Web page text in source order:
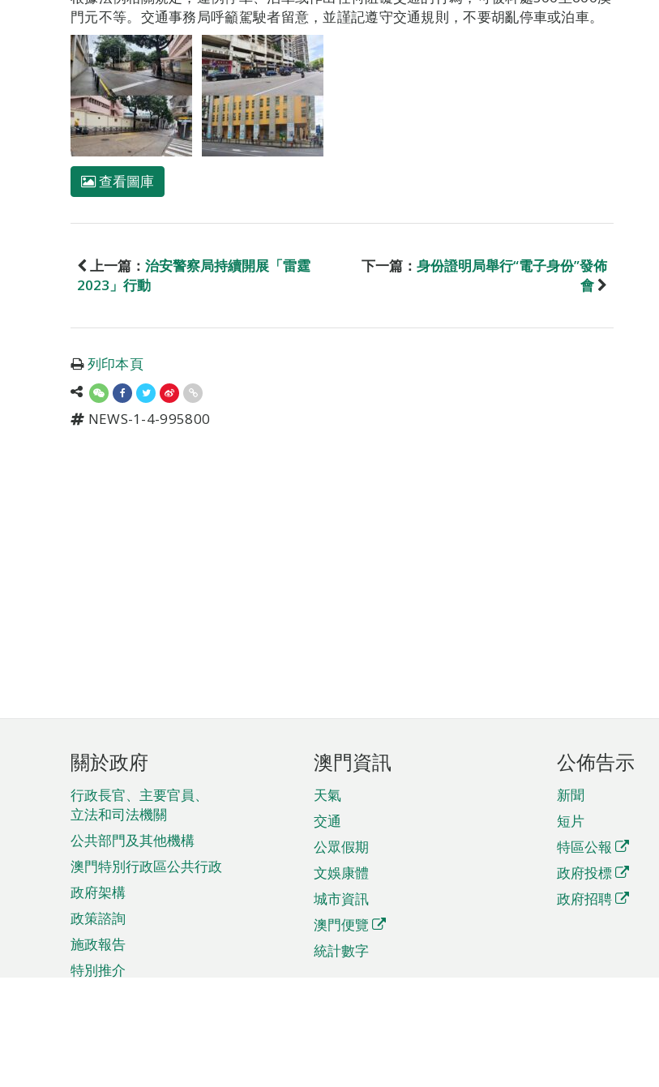
門元不等。交通事務局呼籲駕駛者留意，並謹記遵守交通規則，不要胡亂停車或泊車。
查看圖庫
上一篇： 治安警察局持續開展「雷霆
2023」行動
下一篇： 身份證明局舉行“電子身份”發佈
會
列印本頁
NEWS-1-4-995800
頁
腳
菜
單
關於政府
行政長官、主要官員、
立法和司法機關
公共部門及其他機構
澳門特別行政區公共行政
政府架構
政策諮詢
施政報告
特別推介
澳門資訊
天氣
交通
公眾假期
文娛康體
城市資訊
澳門便覽
統計數字
公佈告示
新聞
短片
特區公報
政府投標
政府招聘